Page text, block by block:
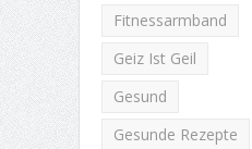
Fitnessarmband
Geiz Ist Geil
Gesund
Gesunde Rezepte